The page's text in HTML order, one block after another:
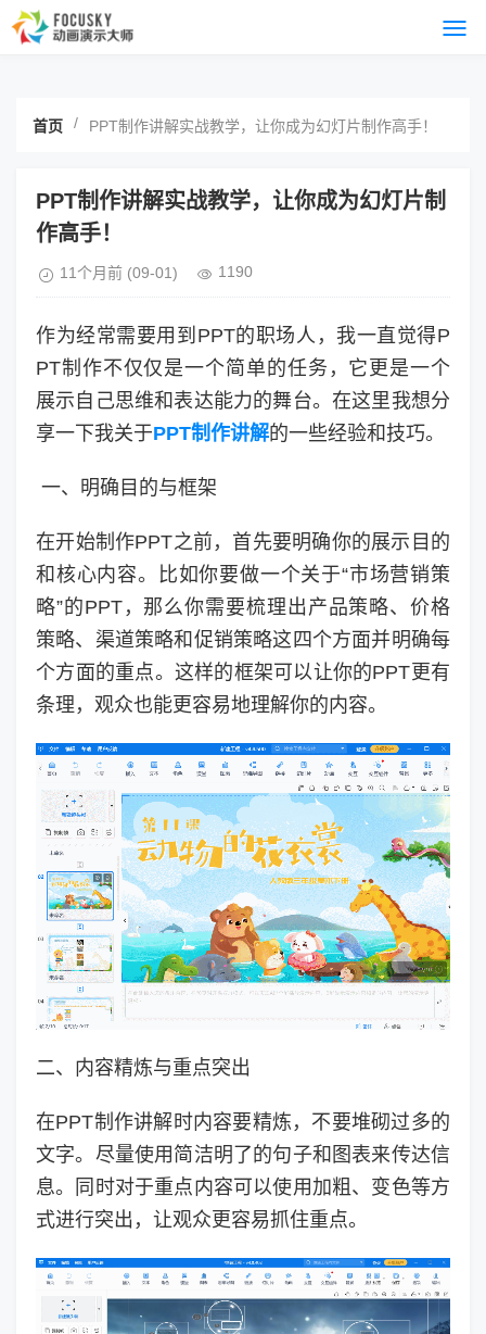
首页 / PPT制作讲解实战教学，让你成为幻灯片制作高手！
PPT制作讲解实战教学，让你成为幻灯片制
作高手！
11个月前 (09-01) 1190
作为经常需要用到PPT的职场人，我一直觉得P
PT制作不仅仅是一个简单的任务，它更是一个
展示自己思维和表达能力的舞台。在这里我想分
享一下我关于PPT制作讲解的一些经验和技巧。
一、明确目的与框架
在开始制作PPT之前，首先要明确你的展示目的
和核心内容。比如你要做一个关于“市场营销策
略”的PPT，那么你需要梳理出产品策略、价格
策略、渠道策略和促销策略这四个方面并明确每
个方面的重点。这样的框架可以让你的PPT更有
条理，观众也能更容易地理解你的内容。
二、内容精炼与重点突出
在PPT制作讲解时内容要精炼，不要堆砌过多的
文字。尽量使用简洁明了的句子和图表来传达信
息。同时对于重点内容可以使用加粗、变色等方
式进行突出，让观众更容易抓住重点。